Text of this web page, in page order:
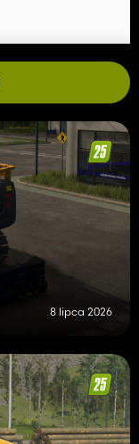
8 lipca 2026